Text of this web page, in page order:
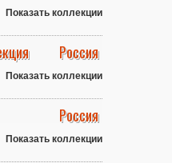
Показать коллекции
Россия
Показать коллекции
Россия
Показать коллекции